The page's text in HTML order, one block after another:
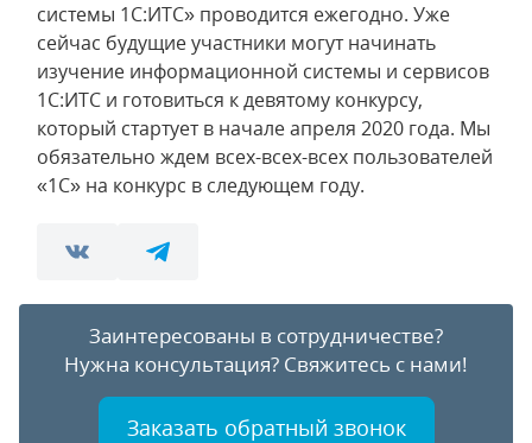
системы 1С:ИТС» проводится ежегодно. Уже
сейчас будущие участники могут начинать
изучение информационной системы и сервисов
1С:ИТС и готовиться к девятому конкурсу,
который стартует в начале апреля 2020 года. Мы
обязательно ждем всех-всех-всех пользователей
«1С» на конкурс в следующем году.
Заинтересованы в сотрудничестве?
Нужна консультация? Свяжитесь с нами!
Заказать обратный звонок